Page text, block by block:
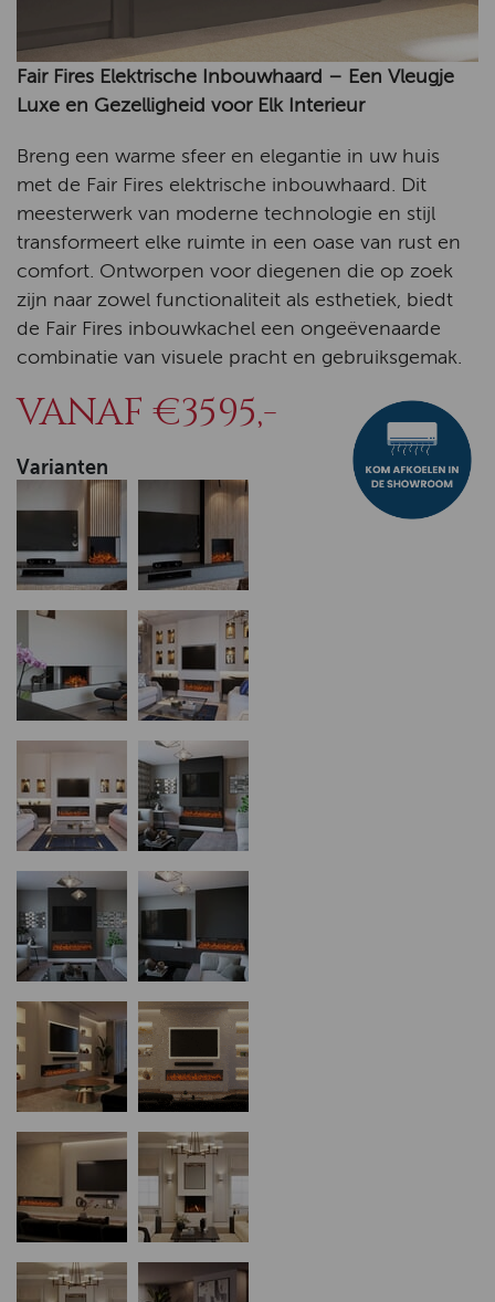
Fair Fires Elektrische Inbouwhaard – Een Vleugje
Luxe en Gezelligheid voor Elk Interieur
Breng een warme sfeer en elegantie in uw huis
met de Fair Fires elektrische inbouwhaard. Dit
meesterwerk van moderne technologie en stijl
transformeert elke ruimte in een oase van rust en
comfort. Ontworpen voor diegenen die op zoek
zijn naar zowel functionaliteit als esthetiek, biedt
de Fair Fires inbouwkachel een ongeëvenaarde
combinatie van visuele pracht en gebruiksgemak.
VANAF €3595,-
Varianten